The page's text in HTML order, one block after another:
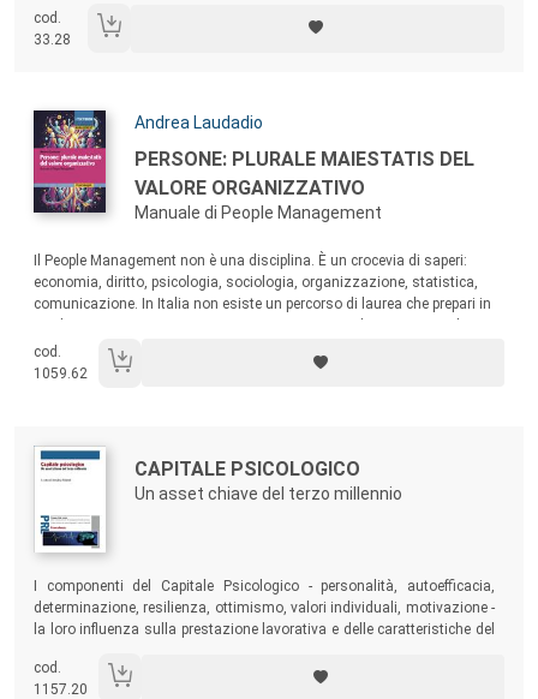
professionale HR di sviluppare nuove sensibilità e competenze.
cod.
33.28
Autori:
Andrea Laudadio
Titolo:
PERSONE: PLURALE MAIESTATIS DEL
VALORE ORGANIZZATIVO
Manuale di People Management
Il People Management non è una disciplina. È un crocevia di saperi:
economia, diritto, psicologia, sociologia, organizzazione, statistica,
comunicazione. In Italia non esiste un percorso di laurea che prepari in
questo vuoto: è il primo volume italiano che riunisce, in un quadro
unitario, tutte le competenze di base multidisciplinari del People
cod.
1059.62
Autori:
Titolo:
CAPITALE PSICOLOGICO
Un asset chiave del terzo millennio
I componenti del Capitale Psicologico - personalità, autoefficacia,
determinazione, resilienza, ottimismo, valori individuali, motivazione -
la loro influenza sulla prestazione lavorativa e delle caratteristiche del
cod.
1157.20